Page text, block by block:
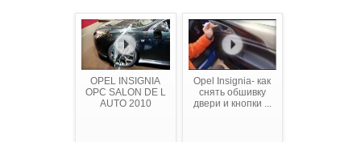
OPEL INSIGNIA
OPC SALON DE L
AUTO 2010
Opel Insignia- как
снять обшивку
двери и кнопки ...